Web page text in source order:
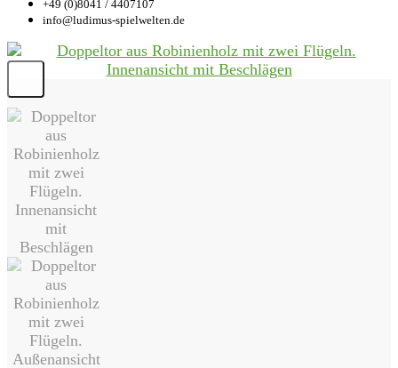
+49 (0)8041 / 4407107
info@ludimus-spielwelten.de